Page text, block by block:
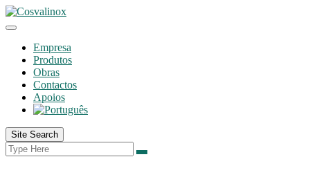
Empresa
Produtos
Obras
Contactos
Apoios
Site Search